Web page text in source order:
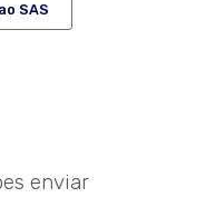
SAS
enviar